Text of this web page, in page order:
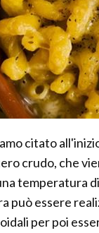
citato
crudo, che
temperatura
può essere
per poi